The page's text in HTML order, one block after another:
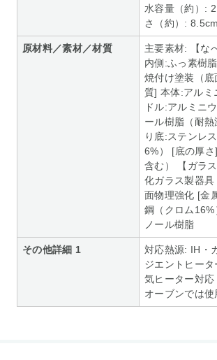
水容量（約）:
さ（約）: 8.5cm
原材料／素材／材質
主要素材: 【な
内側:ふっ素樹
焼付け塗装（
質] 本体:アルミ
ドル:アルミニ
ール樹脂（耐
り底:ステンレ
6%） [底の厚
含む） 【ガラ
化ガラス製器
面物理強化 [金
鋼（クロム16%
ノール樹脂
その他詳細 1
対応熱源: IH・
ジエントヒー
気ヒーター対
オーブンでは使